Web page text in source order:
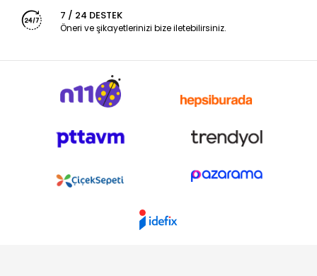
7 / 24 DESTEK
Öneri ve şikayetlerinizi bize iletebilirsiniz.